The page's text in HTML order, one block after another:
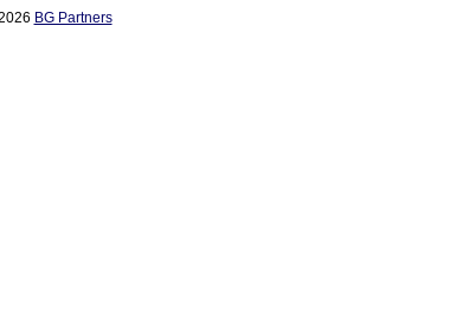
BG Partners